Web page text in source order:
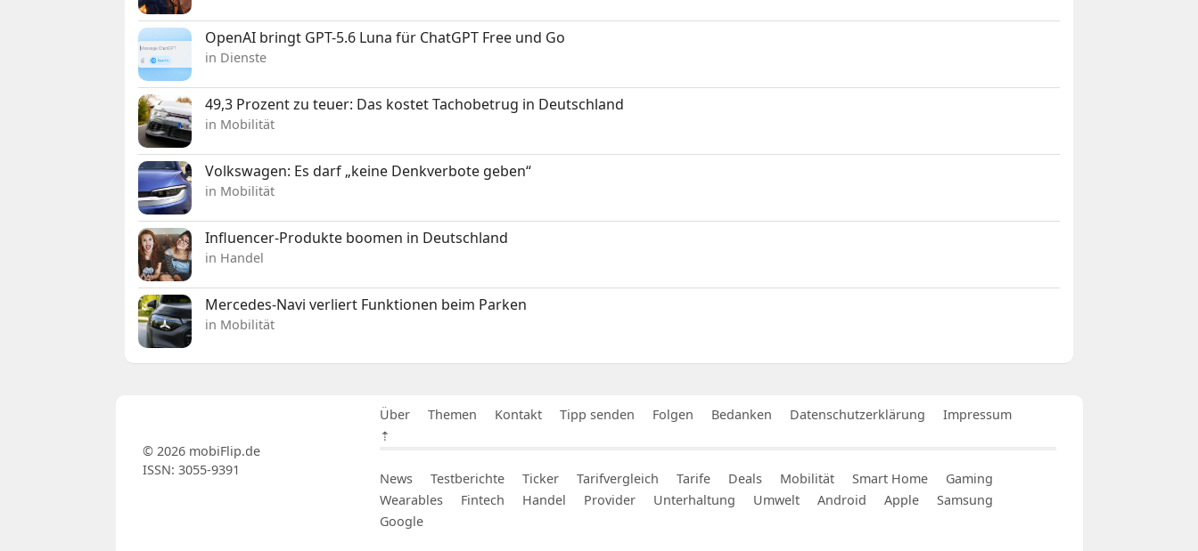
OpenAI bringt GPT-5.6 Luna für ChatGPT Free und Go
in Dienste
49,3 Prozent zu teuer: Das kostet Tachobetrug in Deutschland
in Mobilität
Volkswagen: Es darf „keine Denkverbote geben“
in Mobilität
Influencer-Produkte boomen in Deutschland
in Handel
Mercedes-Navi verliert Funktionen beim Parken
in Mobilität
Über Themen Kontakt Tipp senden Folgen Bedanken Datenschutzerklärung
Impressum
⇡
News Testberichte Ticker Tarifvergleich Tarife Deals Mobilität Smart Home
Gaming
Wearables
Fintech Handel Provider Unterhaltung Umwelt Android Apple
Samsung
Google
© 2026 mobiFlip.de
ISSN: 3055-9391